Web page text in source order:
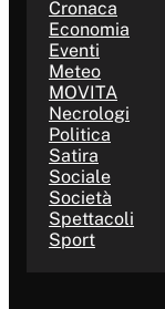
Cronaca
Economia
Eventi
Meteo
MOVITA
Necrologi
Politica
Satira
Sociale
Società
Spettacoli
Sport